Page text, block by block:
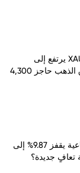
أسعار الذهب اليوم: XAU/USD يرتفع إلى
4,293.24 دولاراً.. هل يخترق الذهب حاجز 4,300
سهم الكوت للمشاريع الصناعية يقفز 9.87% إلى